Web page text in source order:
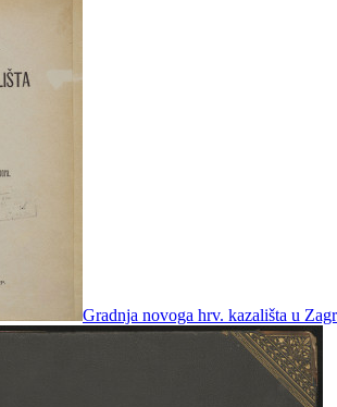
Gradnja novoga hrv. kazališta u